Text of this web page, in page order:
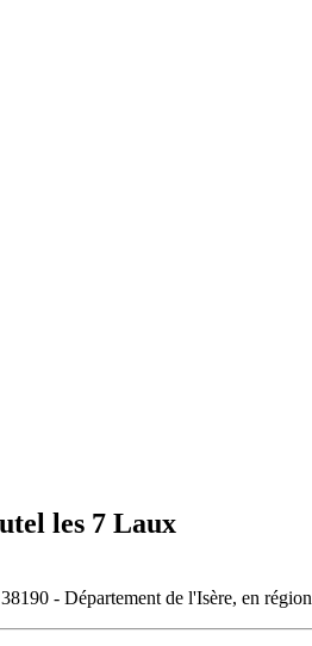
les 7 Laux
- Département de l'Isère, en